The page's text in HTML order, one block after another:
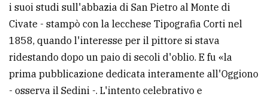
i suoi studi sull'abbazia di San Pietro al Monte di
Civate - stampò con la lecchese Tipografia Corti nel
1858, quando l'interesse per il pittore si stava
ridestando dopo un paio di secoli d'oblio. E fu «la
prima pubblicazione dedicata interamente all'Oggiono
- osserva il Sedini -. L'intento celebrativo e